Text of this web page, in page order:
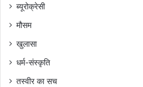
ब्यूरोक्रेसी
मौसम
खुलासा
धर्म-संस्कृति
तस्वीर का सच